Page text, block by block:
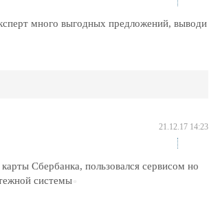
много выгодных предложений, выводи
21.12.17 14:23
Сбербанка, пользовался сервисом но
системы